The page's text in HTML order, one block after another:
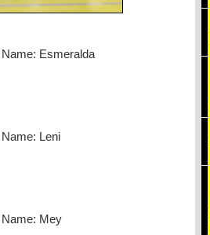
Name: Esmeralda
Name: Leni
Name: Mey